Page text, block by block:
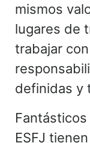
mismos
lugares de
trabajar
definidas y
ESFJ